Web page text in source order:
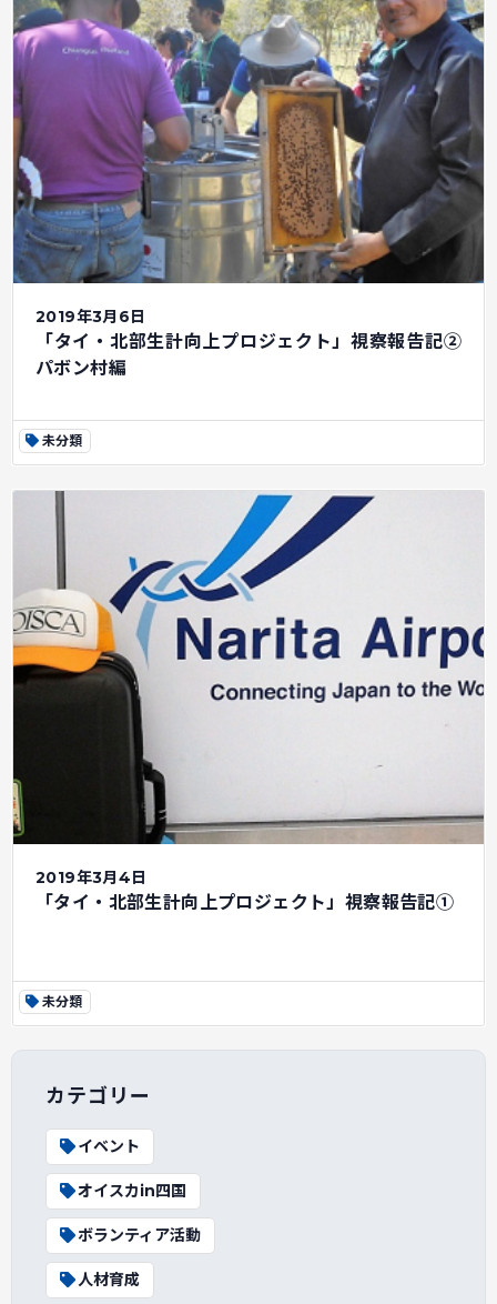
2019年3月6日
「タイ・北部生計向上プロジェクト」視察報告記②
パボン村編
未分類
2019年3月4日
「タイ・北部生計向上プロジェクト」視察報告記①
未分類
カテゴリー
イベント
オイスカin四国
ボランティア活動
人材育成